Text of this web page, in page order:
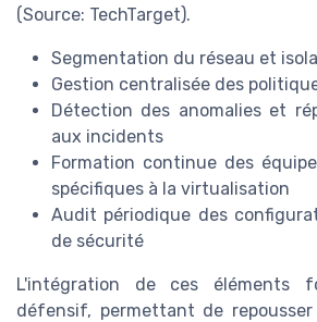
(Source: TechTarget).
Segmentation du réseau et
Gestion centralisée des
Détection des anomalies et
aux incidents
Formation continue des
spécifiques à la virtualisation
Audit périodique des
de sécurité
L'intégration de ces éléments
défensif, permettant de repousser